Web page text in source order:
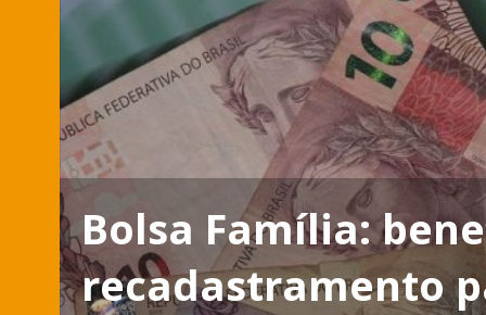
Bolsa Família:
recadastramento